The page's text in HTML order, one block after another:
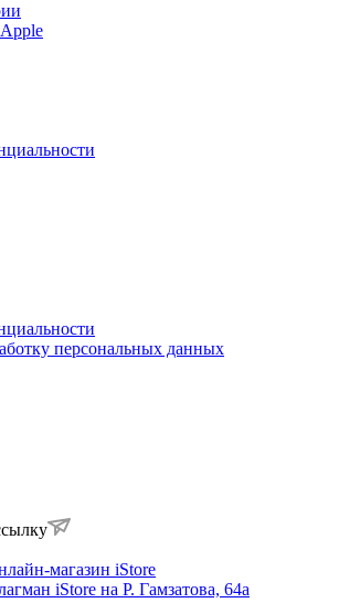
персональных данных
магазин iStore
iStore на Р. Гамзатова, 64а